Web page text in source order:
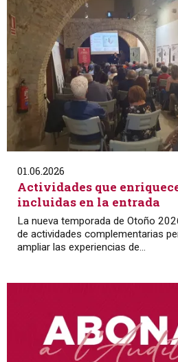
01.06.2026
Actividades que
incluidas en la entrada
La nueva temporada de Otoño
de actividades complementarias
ampliar las experiencias de...